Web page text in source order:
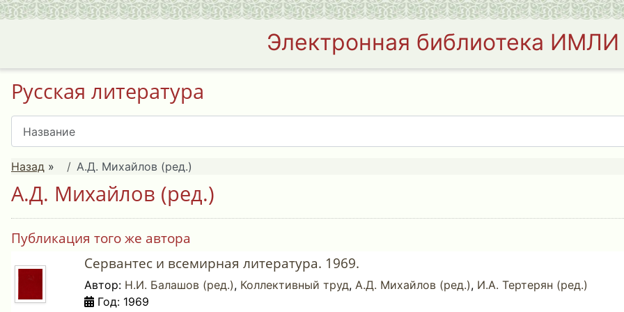
Электронная библиотека
Русская литература
Назад » А.Д. Михайлов (ред.)
А.Д. Михайлов (ред.)
Публикация того же автора
Сервантес и всемирная литература. 1969.
Автор: Н.И. Балашов (ред.), Коллективный труд, А.Д. Михайлов (ред.), И.А. Тертерян (ред.)
Год: 1969